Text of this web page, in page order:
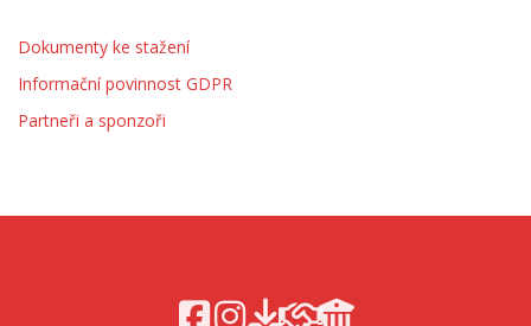
Dokumenty ke stažení
Informační povinnost GDPR
Partneři a sponzoři